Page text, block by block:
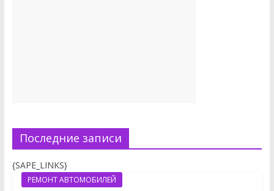
Последние записи
{SAPE_LINKS}
РЕМОНТ АВТОМОБИЛЕЙ